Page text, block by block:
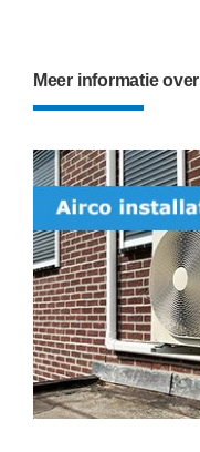
Meer informatie over